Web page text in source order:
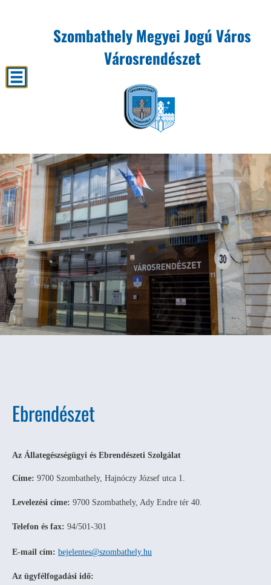
Szombathely Megyei Jogú Város
Városrendészet
Ebrendészet
Az Állategészségügyi és Ebrendészeti Szolgálat
Címe: 9700 Szombathely, Hajnóczy József utca 1.
Levelezési címe: 9700 Szombathely, Ady Endre tér 40.
Telefon és fax: 94/501-301
E-mail cím: bejelentes@szombathely.hu
Az ügyfélfogadási idő: